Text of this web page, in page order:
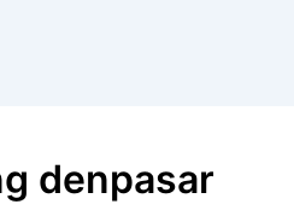
denpasar